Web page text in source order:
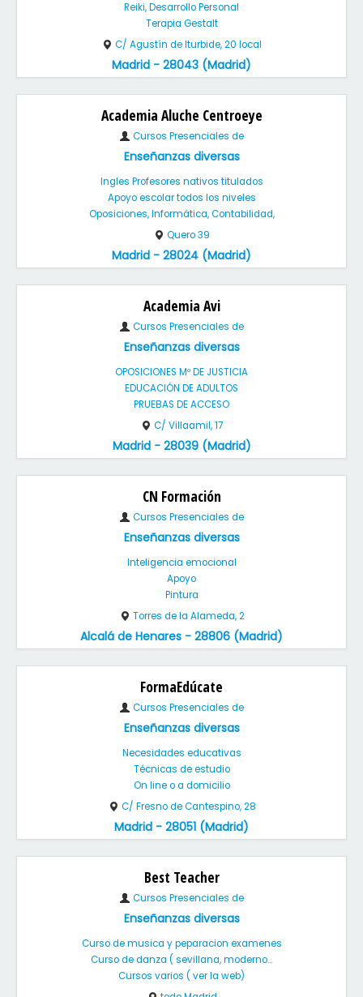
Reiki, Desarrollo Personal
Terapia Gestalt
C/ Agustín de Iturbide, 20 local
Madrid - 28043 (Madrid)
Academia Aluche Centroeye
Cursos Presenciales de
Enseñanzas diversas
Ingles Profesores nativos titulados
Apoyo escolar todos los niveles
Oposiciones, Informática, Contabilidad,
Quero 39
Madrid - 28024 (Madrid)
Academia Avi
Cursos Presenciales de
Enseñanzas diversas
OPOSICIONES Mº DE JUSTICIA
EDUCACIÓN DE ADULTOS
PRUEBAS DE ACCESO
C/ Villaamil, 17
Madrid - 28039 (Madrid)
CN Formación
Cursos Presenciales de
Enseñanzas diversas
Inteligencia emocional
Apoyo
Pintura
Torres de la Alameda, 2
Alcalá de Henares - 28806 (Madrid)
FormaEdúcate
Cursos Presenciales de
Enseñanzas diversas
Necesidades educativas
Técnicas de estudio
On line o a domicilio
C/ Fresno de Cantespino, 28
Madrid - 28051 (Madrid)
Best Teacher
Cursos Presenciales de
Enseñanzas diversas
Curso de musica y peparacion examenes
Curso de danza ( sevillana, moderno...
Cursos varios ( ver la web)